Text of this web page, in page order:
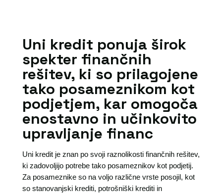
Uni kredit ponuja širok
spekter finančnih
rešitev, ki so prilagojene
tako posameznikom kot
podjetjem, kar omogoča
enostavno in učinkovito
upravljanje financ
Uni kredit je znan po svoji raznolikosti finančnih rešitev,
ki zadovoljijo potrebe tako posameznikov kot podjetij.
Za posameznike so na voljo različne vrste posojil, kot
so stanovanjski krediti, potrošniški krediti in